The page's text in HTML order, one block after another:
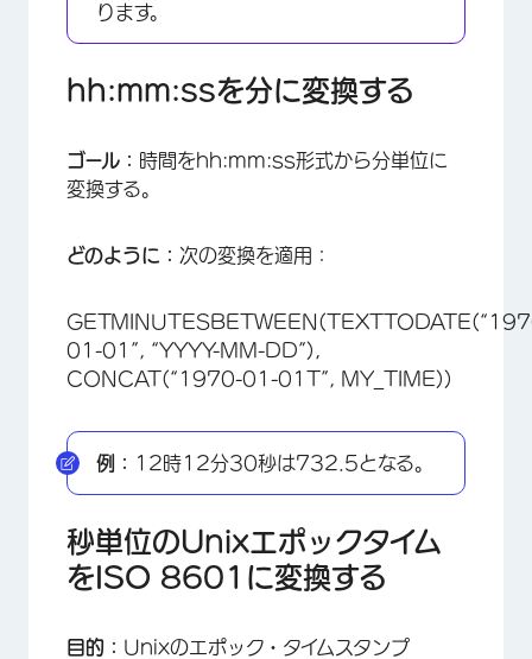
ります。
hh:mm:ssを分に変換する
ゴール： 時間をhh:mm:ss形式から分単位に
変換する。
どのように： 次の変換を適用：
01-01”, “YYYY-MM-DD”),
CONCAT(“1970-01-01T”, MY_TIME))
例： 12時12分30秒は732.5となる。
秒単位のUnixエポックタイム
をISO 8601に変換する
目的： Unixのエポック・タイムスタンプ